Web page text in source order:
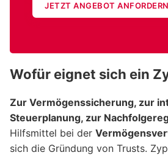
JETZT ANGEBOT ANFORDERN
Wofür eignet sich ein
Zur Vermögenssicherung, zur
Steuerplanung, zur
Hilfsmittel bei der
sich die Gründung von Trusts.